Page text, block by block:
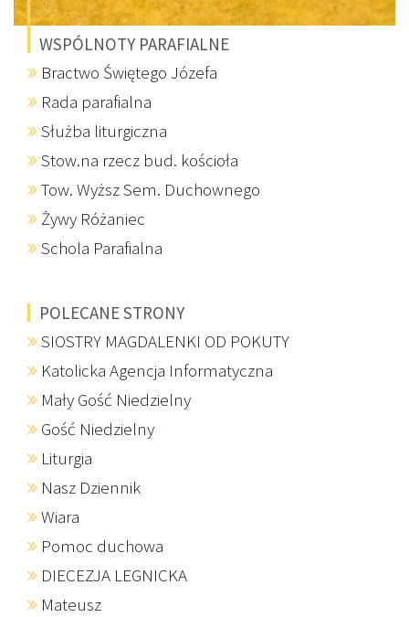
WSPÓLNOTY PARAFIALNE
Bractwo Świętego Józefa
Rada parafialna
Służba liturgiczna
Stow.na rzecz bud. kościoła
Tow. Wyższ Sem. Duchownego
Żywy Różaniec
Schola Parafialna
POLECANE STRONY
SIOSTRY MAGDALENKI OD POKUTY
Katolicka Agencja Informatyczna
Mały Gość Niedzielny
Gość Niedzielny
Liturgia
Nasz Dziennik
Wiara
Pomoc duchowa
DIECEZJA LEGNICKA
Mateusz